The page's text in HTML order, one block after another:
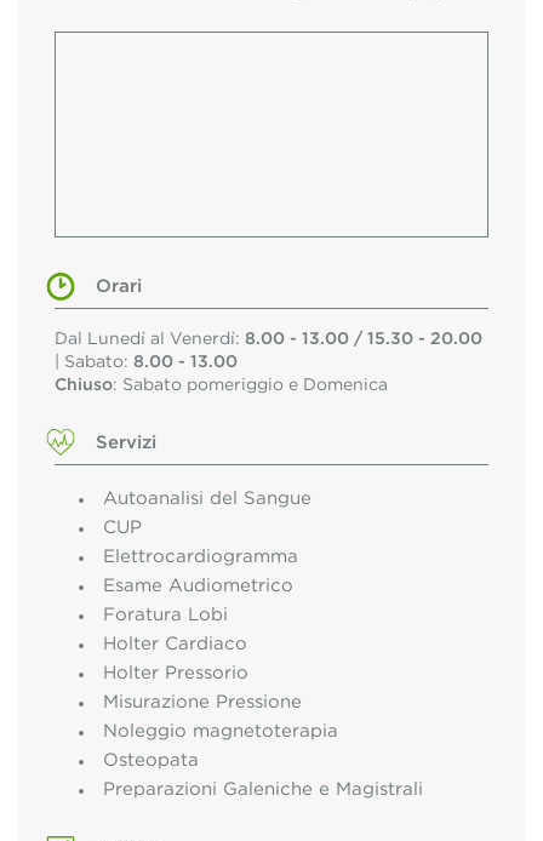
Orari
Dal Lunedì al Venerdì: 8.00 - 13.00 / 15.30 - 20.00
| Sabato: 8.00 - 13.00
Chiuso: Sabato pomeriggio e Domenica
Servizi
Autoanalisi del Sangue
CUP
Elettrocardiogramma
Esame Audiometrico
Foratura Lobi
Holter Cardiaco
Holter Pressorio
Misurazione Pressione
Noleggio magnetoterapia
Osteopata
Preparazioni Galeniche e Magistrali